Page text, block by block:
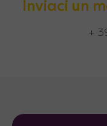
Inviaci un
+